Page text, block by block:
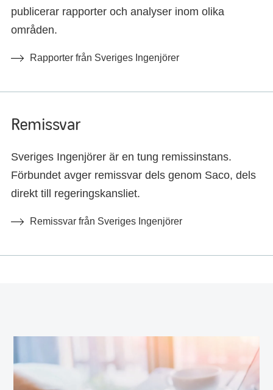
publicerar rapporter och analyser inom olika
områden.
Rapporter från Sveriges Ingenjörer
Remissvar
Sveriges Ingenjörer är en tung remissinstans.
Förbundet avger remissvar dels genom Saco, dels
direkt till regeringskansliet.
Remissvar från Sveriges Ingenjörer